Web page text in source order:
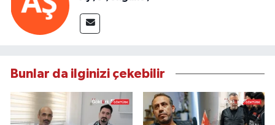
Bunlar da ilginizi çekebilir